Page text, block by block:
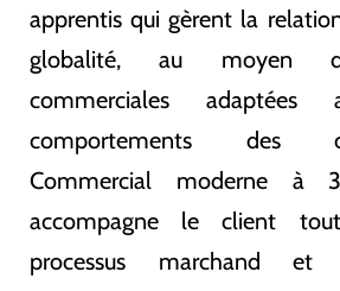
apprentis qui gèrent la
globalité, au moyen
commerciales adaptées
comportements des
Commercial moderne à
accompagne le client
processus marchand et